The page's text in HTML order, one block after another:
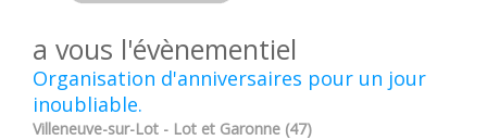
a vous l'évènementiel
Organisation d'anniversaires pour un jour
inoubliable.
Villeneuve-sur-Lot - Lot et Garonne (47)